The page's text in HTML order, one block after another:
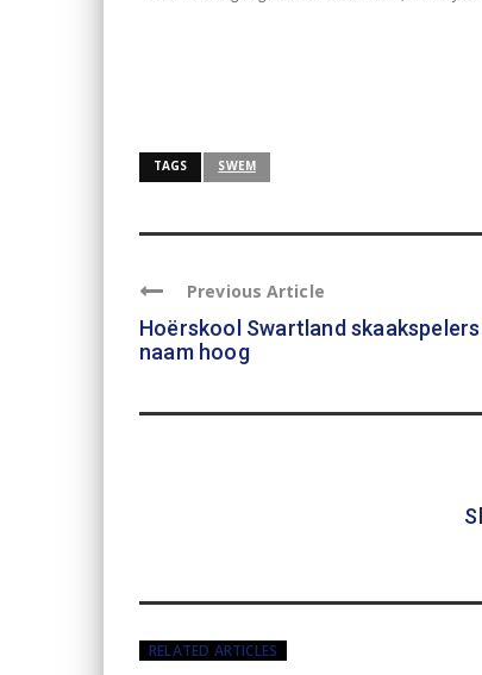
TAGS SWEM
Previous Article
Hoërskool Swartland
naam hoog
RELATED ARTICLES